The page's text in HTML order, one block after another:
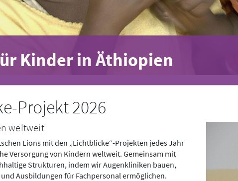
Kinder in Äthiopien
Projekt 2026
weltweit
Lions mit den „Lichtblicke“-Projekten jedes Jahr
Versorgung von Kindern weltweit. Gemeinsam mit
Strukturen, indem wir Augenkliniken bauen,
Ausbildungen für Fachpersonal ermöglichen.